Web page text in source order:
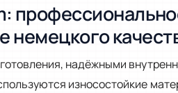
немецкого
надёжными
износостойкие